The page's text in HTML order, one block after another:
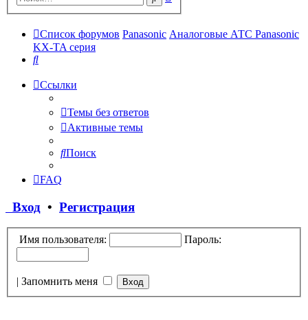
Список форумов Panasonic Аналоговые АТС Panasonic
KX-TA серия
Поиск
Ссылки
Темы без ответов
Активные темы
Поиск
FAQ
Вход • Регистрация
Имя пользователя: Пароль:
| Запомнить меня